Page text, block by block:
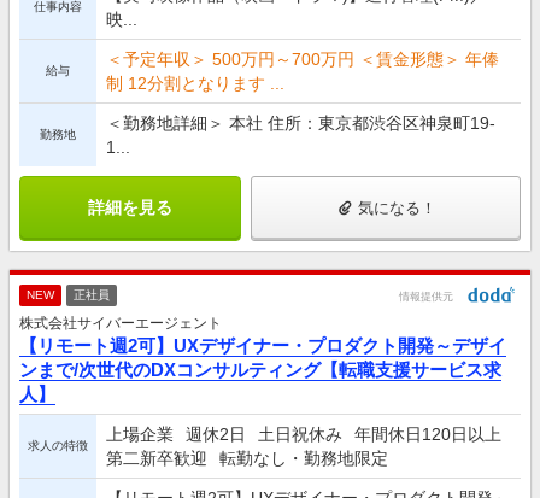
仕事内容
映...
給与
＜予定年収＞ 500万円～700万円 ＜賃金形態＞ 年俸
制 12分割となります ...
勤務地
＜勤務地詳細＞ 本社 住所：東京都渋谷区神泉町19-
1...
詳細を見る 気になる！
NEW 正社員 情報提供元
株式会社サイバーエージェント
【リモート週2可】UXデザイナー・プロダクト開発～デザイ
ンまで/次世代のDXコンサルティング【転職支援サービス求
人】
求人の特徴
上場企業 週休2日 土日祝休み
年間休日120日以上
第二新卒歓迎
転勤なし・勤務地限定